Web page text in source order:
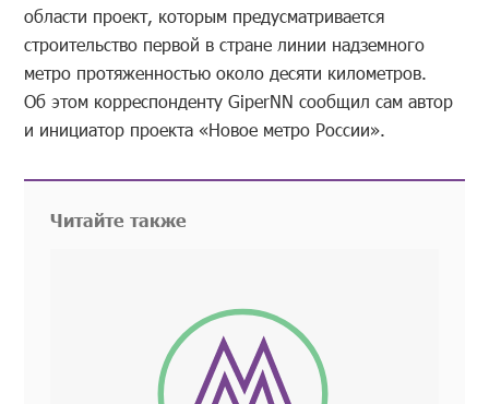
области проект, которым предусматривается
строительство первой в стране линии надземного
метро протяженностью около десяти километров.
Об этом корреспонденту GiperNN сообщил сам автор
и инициатор проекта «Новое метро России».
Читайте также